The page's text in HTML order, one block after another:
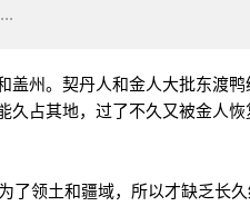
州。契丹人和金人大批东渡鸭
久占其地，过了不久又被金人恢
领土和疆域，所以才缺乏长久